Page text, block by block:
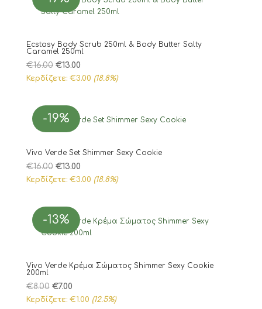
Ecstasy Body Scrub 250ml & Body Butter Salty
Caramel 250ml
€16.00 Original
price
€16.00.
€13.00Η
τρέχουσα
€13.00.
Κερδίζετε: €3.00 (18.8%)
-19%
Vivo Verde Set Shimmer Sexy Cookie
€16.00 Original
price
€16.00.
€13.00Η
τρέχουσα
€13.00.
Κερδίζετε: €3.00 (18.8%)
-13%
Vivo Verde Κρέμα Σώματος Shimmer Sexy Cookie
200ml
€8.00 Original
price
€7.00Η
τρέχουσα
Κερδίζετε: €1.00 (12.5%)